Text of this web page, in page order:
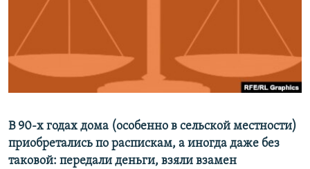
ПОБЕДИТЕЛЕЙ НЕ СУДЯТ?
КРЫМ.НЕПОКОРЕННЫЙ
УКРАИНСКАЯ ПРОБЛЕМА КРЫМА
ПРИСОЕДИНЯЙТЕСЬ!
В 90-х годах дома (особенно в сельской местности)
приобретались по распискам, а иногда даже без
таковой: передали деньги, взяли взамен